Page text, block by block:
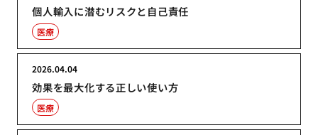
個人輸入に潜むリスクと自己責任
医療
効果を最大化する正しい使い方
2026.04.04
医療